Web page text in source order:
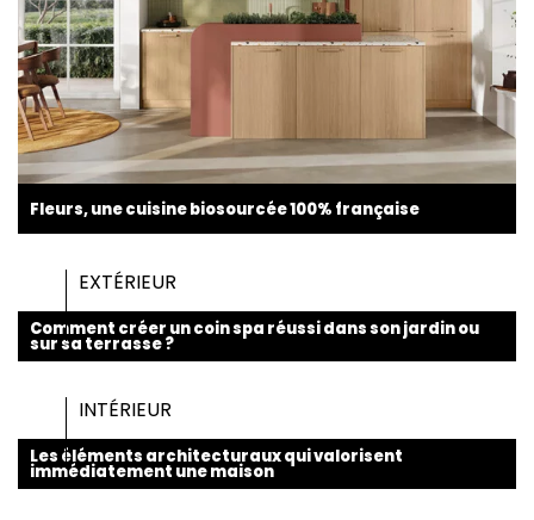
Fleurs, une cuisine biosourcée 100% française
EXTÉRIEUR
Comment créer un coin spa réussi dans son jardin ou
sur sa terrasse ?
INTÉRIEUR
Les éléments architecturaux qui valorisent
immédiatement une maison